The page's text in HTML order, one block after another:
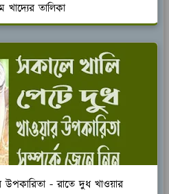
তালিকা
উপকারিতা - রাতে দুধ খাওয়ার